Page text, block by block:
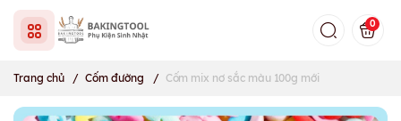
0
Trang chủ / Cốm đường / Cốm mix nơ sắc màu 100g mới